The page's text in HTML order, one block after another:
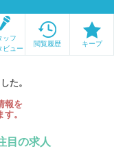
ッフ
ビュー
閲覧履歴 キープ
た。
報を
。
目の求人